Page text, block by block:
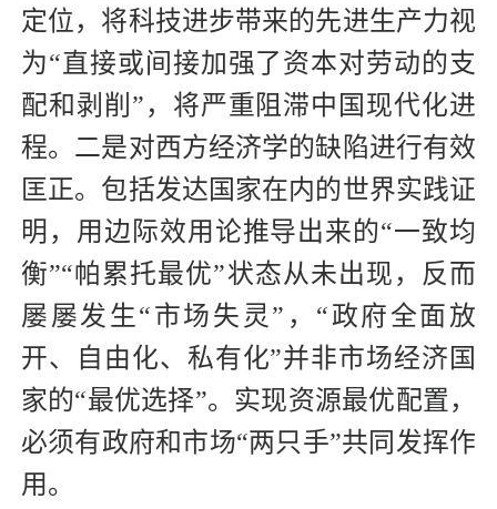
定位，将科技进步带来的先进生产力视
为“直接或间接加强了资本对劳动的支
配和剥削”，将严重阻滞中国现代化进
程。二是对西方经济学的缺陷进行有效
匡正。包括发达国家在内的世界实践证
明，用边际效用论推导出来的“一致均
衡”“帕累托最优”状态从未出现，反而
屡屡发生“市场失灵”，“政府全面放
开、自由化、私有化”并非市场经济国
家的“最优选择”。实现资源最优配置，
必须有政府和市场“两只手”共同发挥作
用。